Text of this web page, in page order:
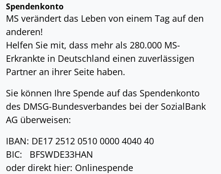
Spendenkonto
MS verändert das Leben von einem Tag auf den
anderen!
Helfen Sie mit, dass mehr als 280.000 MS-
Erkrankte in Deutschland einen zuverlässigen
Partner an ihrer Seite haben.
Sie können Ihre Spende auf das Spendenkonto
des DMSG-Bundesverbandes bei der SozialBank
AG überweisen:
IBAN: DE17 2512 0510 0000 4040 40
BIC: BFSWDE33HAN
oder direkt hier: Onlinespende